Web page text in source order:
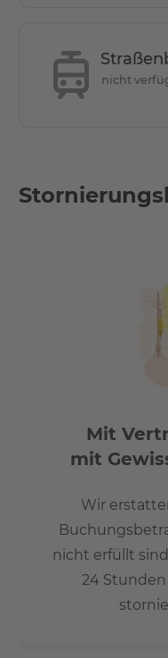
kurzfristig stattfinden.
vereinbaren, füllen Sie
Kontaktformular aus
nicht
Mit
mit
Wir
nicht erfüllt
24